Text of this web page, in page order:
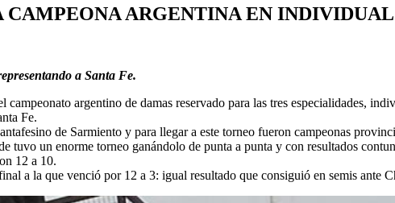
CAMPEONA ARGENTINA EN INDIVIDUAL
a Santa Fe.
argentino de damas reservado para las tres especialidades,
Fe.
de Sarmiento y para llegar a este torneo fueron campeonas
tuvo un enorme torneo ganándolo de punta a punta y con resultados
12 a 10.
a la que venció por 12 a 3: igual resultado que consiguió en semis ante